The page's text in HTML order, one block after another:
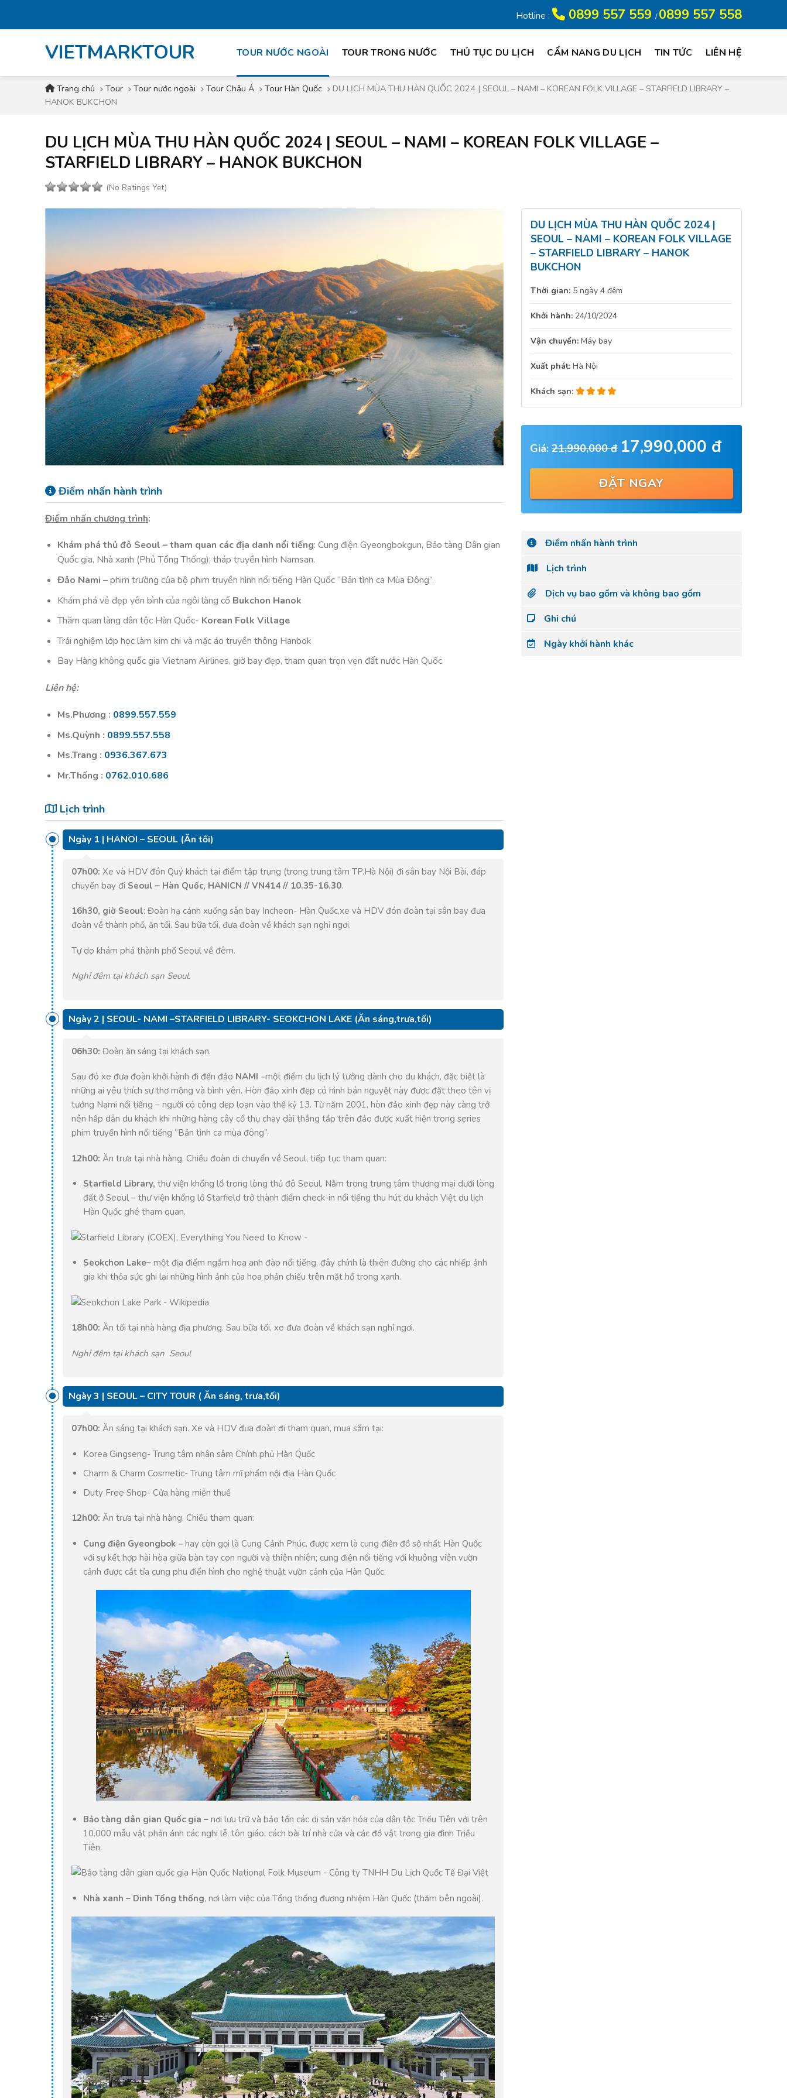
Hotline : 0899 557 559 /0899 557 558
VIETMARKTOUR TOUR NƯỚC NGOÀI TOUR TRONG NƯỚC THỦ TỤC DU LỊCH CẨM NANG DU LỊCH TIN TỨC LIÊN HỆ
Trang chủ Tour Tour nước ngoài Tour Châu Á Tour Hàn Quốc
DU LỊCH MÙA THU HÀN QUỐC 2024 | SEOUL – NAMI – KOREAN FOLK VILLAGE – STARFIELD LIBRARY –
HANOK BUKCHON
DU LỊCH MÙA THU HÀN QUỐC 2024 | SEOUL – NAMI – KOREAN FOLK VILLAGE –
STARFIELD LIBRARY – HANOK BUKCHON
(No Ratings Yet)
Điểm nhấn hành trình
Điểm nhấn chương trình:
Khám phá thủ đô Seoul – tham quan các địa danh nổi tiếng: Cung điện Gyeongbokgun, Bảo tàng Dân gian
Quốc gia, Nhà xanh (Phủ Tổng Thống); tháp truyền hình Namsan.
Đảo Nami – phim trường của bộ phim truyền hình nổi tiếng Hàn Quốc “Bản tình ca Mùa Đông”.
Khám phá vẻ đẹp yên bình của ngôi làng cổ Bukchon Hanok
Thăm quan làng dân tộc Hàn Quốc- Korean Folk Village
Trải nghiệm lớp học làm kim chi và mặc áo truyền thông Hanbok
Bay Hàng không quốc gia Vietnam Airlines, giờ bay đẹp, tham quan trọn vẹn đất nước Hàn Quốc
Liên hệ:
Ms.Phương : 0899.557.559
Ms.Quỳnh : 0899.557.558
Ms.Trang : 0936.367.673
Mr.Thống : 0762.010.686
Lịch trình
Ngày 1 | HANOI – SEOUL (Ăn tối)
07h00: Xe và HDV đón Quý khách tại điểm tập trung (trong trung tâm TP.Hà Nội) đi sân bay Nội Bài, đáp
chuyến bay đi Seoul – Hàn Quốc, HANICN // VN414 // 10.35-16.30.
16h30, giờ Seoul: Đoàn hạ cánh xuống sân bay Incheon- Hàn Quốc,xe và HDV đón đoàn tại sân bay đưa
đoàn về thành phố, ăn tối. Sau bữa tối, đưa đoàn về khách sạn nghỉ ngơi.
Tự do khám phá thành phố Seoul về đêm.
Nghỉ đêm tại khách sạn Seoul.
Ngày 2 | SEOUL- NAMI –STARFIELD LIBRARY- SEOKCHON LAKE (Ăn sáng,trưa,tối)
06h30: Đoàn ăn sáng tại khách sạn.
Sau đó xe đưa đoàn khởi hành đi đến đảo NAMI –một điểm du lịch lý tưởng dành cho du khách, đặc biệt là
những ai yêu thích sự thơ mộng và bình yên. Hòn đảo xinh đẹp có hình bán nguyệt này được đặt theo tên vị
tướng Nami nổi tiếng – người có công dẹp loạn vào thế kỷ 13. Từ năm 2001, hòn đảo xinh đẹp này càng trở
nên hấp dẫn du khách khi những hàng cây cổ thụ chạy dài thẳng tắp trên đảo được xuất hiện trong series
phim truyền hình nổi tiếng “Bản tình ca mùa đông”.
12h00: Ăn trưa tại nhà hàng. Chiều đoàn di chuyển về Seoul, tiếp tục tham quan:
Starfield Library, thư viện khổng lồ trong lòng thủ đô Seoul. Nằm trong trung tâm thương mại dưới lòng
đất ở Seoul – thư viện khổng lồ Starfield trở thành điểm check-in nổi tiếng thu hút du khách Việt du lịch
Hàn Quốc ghé tham quan.
Seokchon Lake– một địa điểm ngắm hoa anh đào nổi tiếng, đây chính là thiên đường cho các nhiếp ảnh
gia khi thỏa sức ghi lại những hình ảnh của hoa phản chiếu trên mặt hồ trong xanh.
18h00: Ăn tối tại nhà hàng địa phương. Sau bữa tối, xe đưa đoàn về khách sạn nghỉ ngơi.
Nghỉ đêm tại khách sạn Seoul
Ngày 3 | SEOUL – CITY TOUR ( Ăn sáng, trưa,tối)
07h00: Ăn sáng tại khách sạn. Xe và HDV đưa đoàn đi tham quan, mua sắm tại:
Korea Gingseng- Trung tâm nhân sâm Chính phủ Hàn Quốc
Charm & Charm Cosmetic- Trung tâm mĩ phẩm nội địa Hàn Quốc
Duty Free Shop- Cửa hàng miễn thuế
12h00: Ăn trưa tại nhà hàng. Chiều tham quan:
Cung điện Gyeongbok–hay còn gọi là Cung Cảnh Phúc, được xem là cung điện đồ sộ nhất Hàn Quốc
với sự kết hợp hài hòa giữa bàn tay con người và thiên nhiên; cung điện nổi tiếng với khuông viên vườn
cảnh được cắt tỉa cung phu điển hình cho nghệ thuật vườn cảnh của Hàn Quốc;
Bảo tàng dân gian Quốc gia – nơi lưu trữ và bảo tồn các di sản văn hóa của dân tộc Triều Tiên với trên
10.000 mẫu vật phản ánh các nghi lễ, tôn giáo, cách bài trí nhà cửa và các đồ vật trong gia đình Triều
Tiên.
Nhà xanh – Dinh Tổng thống, nơi làm việc của Tổng thống đương nhiệm Hàn Quốc (thăm bên ngoài).
DU LỊCH MÙA THU HÀN QUỐC 2024 |
SEOUL – NAMI – KOREAN FOLK VILLAGE
– STARFIELD LIBRARY – HANOK
BUKCHON
Thời gian: 5 ngày 4 đêm
Khởi hành: 24/10/2024
Vận chuyển:Máy bay
Xuất phát:Hà Nội
Khách sạn:
Giá:21,990,000 đ 17,990,000 đ
ĐẶT NGAY
Điểm nhấn hành trình
Lịch trình
Dịch vụ bao gồm và không bao gồm
Ghi chú
Ngày khởi hành khác